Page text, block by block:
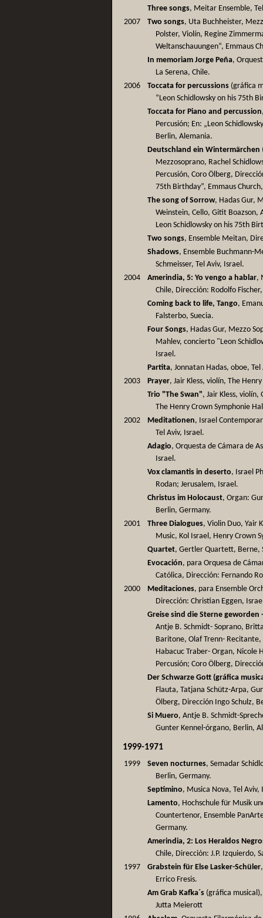
Three songs, Meitar Ensemble,
2007
Two songs, Uta Buchheister,
Polster, Violín, Regine
Weltanschauungen“, Emmaus
In memoriam Jorge Peña,
La Serena, Chile.
2006
Toccata for percussions (gráfica
“Leon Schidlowsky on his 75th
Toccata for Piano and percussion
Percusión; En: „Leon
Berlin, Alemania.
Deutschland ein Wintermärchen
Mezzosoprano, Rachel
Percusión, Coro Ölberg,
75th Birthday”, Emmaus
The song of Sorrow, Hadas Gur,
Weinstein, Cello, Gitit
Leon Schidlowsky on his 75th
Two songs, Ensemble Meitan,
Shadows, Ensemble Buchmann-
Schmeisser, Tel Aviv, Israel.
2004
Amerindia, 5: Yo vengo a hablar,
Chile, Dirección: Rodolfo
Coming back to life, Tango,
Falsterbo, Suecia.
Four Songs, Hadas Gur, Mezzo
Mahlev, concierto "Leon
Israel.
Partita, Jonnatan Hadas, oboe,
2003
Prayer, Jair Kless, violín, The
Trio "The Swan", Jair Kless,
The Henry Crown Symphonie
2002
Meditationen, Israel
Tel Aviv, Israel.
Adagio, Orquesta de Cámara de
Israel.
Vox clamantis in deserto, Israel
Rodan; Jerusalem, Israel.
Christus im Holocaust, Organ:
Berlin, Germany.
2001
Three Dialogues, Violin Duo, Yair
Music, Kol Israel, Henry Crown
Quartet, Gertler Quartett, Berne,
Evocación, para Orquesa de
Católica, Dirección: Fernando
2000
Meditaciones, para Ensemble
Dirección: Christian Eggen,
Greise sind die Sterne geworden
Antje B. Schmidt- Soprano,
Baritone, Olaf Trenn-
Habacuc Traber- Organ, Nicole
Percusión; Coro Ölberg,
Der Schwarze Gott (gráfica
Flauta, Tatjana Schütz-Arpa,
Ölberg, Dirección Ingo Schulz,
Si Muero, Antje B. Schmidt-
Gunter Kennel-órgano, Berlin,
1999-1971
1999 Seven nocturnes, Semadar
Berlin, Germany.
Septimino, Musica Nova, Tel Aviv,
Lamento, Hochschule für Musik
Countertenor, Ensemble
Germany.
Amerindia, 2: Los Heraldos
Chile, Dirección: J.P. Izquierdo,
1997
Grabstein für Else Lasker-Schüler
Errico Fresis.
Am Grab Kafka´s (gráfica
Jutta Meierott